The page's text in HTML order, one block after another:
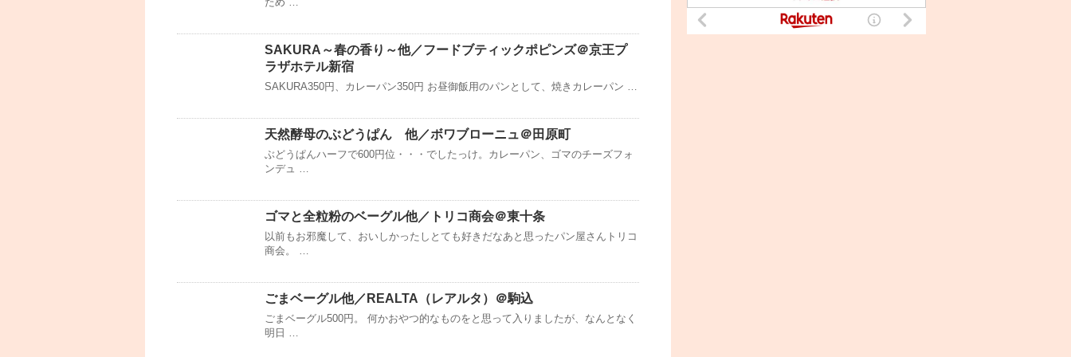
SAKURA～春の香り～他／フードブティックポピンズ＠京王プ
ラザホテル新宿
SAKURA350円、カレーパン350円 お昼御飯用のパンとして、焼きカレーパン …
天然酵母のぶどうぱん 他／ボワブローニュ＠田原町
ぶどうぱんハーフで600円位・・・でしたっけ。カレーパン、ゴマのチーズフォ
ンデュ …
ゴマと全粒粉のベーグル他／トリコ商会＠東十条
以前もお邪魔して、おいしかったしとても好きだなあと思ったパン屋さんトリコ
商会。 …
ごまベーグル他／REALTA（レアルタ）＠駒込
ごまベーグル500円。 何かおやつ的なものをと思って入りましたが、なんとなく
明日 …